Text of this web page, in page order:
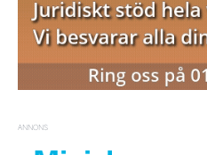
ANNONS